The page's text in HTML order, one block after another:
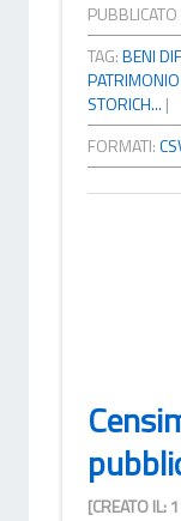
TAG:BENI
STORICH... |
FORMATI:
[CREATO